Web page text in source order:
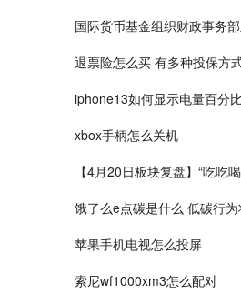
国际货币基金组织财政事务
退票险怎么买 有多种投保方
iphone13如何显示电量百分比
xbox手柄怎么关机
【4月20日板块复盘】“吃吃
饿了么e点碳是什么 低碳行
苹果手机电视怎么投屏
索尼wf1000xm3怎么配对